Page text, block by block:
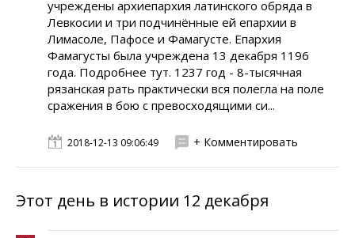
учреждены архиепархия латинского обряда в
Левкосии и три подчинённые ей епархии в
Лимасоле, Пафосе и Фамагусте. Епархия
Фамагусты была учреждена 13 декабря 1196
года. Подробнее тут. 1237 год - 8-тысячная
рязанская рать практически вся полегла на поле
сражения в бою с превосходящими си...
2018-12-13 09:06:49 + Комментировать
Этот день в истории 12 декабря